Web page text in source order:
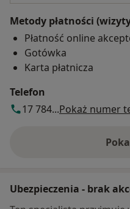
Metody płatności
Płatność online
Gotówka
Karta płatnicza
Telefon
17 784...Pokaż numer
Ubezpieczenia - brak